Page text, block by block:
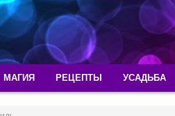
МАГИЯ РЕЦЕПТЫ УСАДЬБА